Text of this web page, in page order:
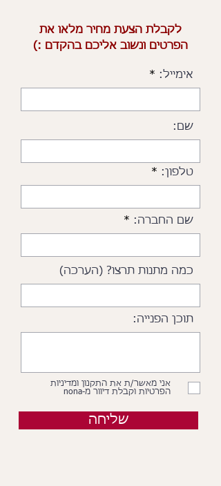
לקבלת הצעת מחיר מלאו את
הפרטים ונשוב אליכם בהקדם :)
אימייל:
שם:
טלפון:
שם החברה:
כמה מתנות תרצו? (הערכה)
תוכן הפנייה:
אני מאשר/ת את התקנון ומדיניות
הפרטיות וקבלת דיוור מ-nona
שליחה